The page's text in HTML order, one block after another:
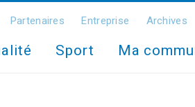
Partenaires Entreprise Archives
Sport Ma